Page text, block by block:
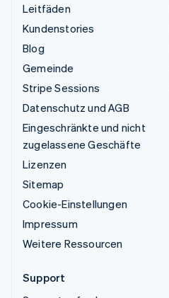
Leitfäden
Kundenstories
Blog
Gemeinde
Stripe Sessions
Datenschutz und AGB
Eingeschränkte und nicht
zugelassene Geschäfte
Lizenzen
Sitemap
Cookie-Einstellungen
Impressum
Weitere Ressourcen
Support